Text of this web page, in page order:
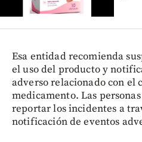
Esa entidad recomienda
el uso del producto y
adverso relacionado con el
medicamento. Las
reportar los incidentes a
notificación de eventos